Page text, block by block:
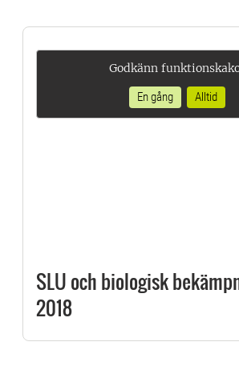
Godkänn
En gång
Alltid
SLU och biologisk
2018